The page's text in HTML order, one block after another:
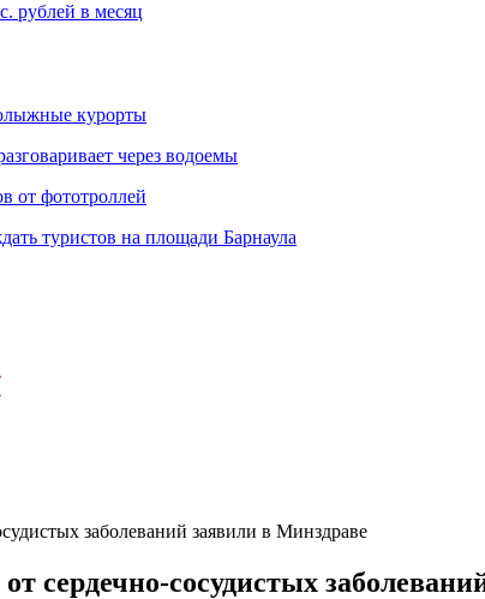
рублей в месяц
курорты
через водоемы
от фототроллей
туристов на площади Барнаула
заболеваний заявили в Минздраве
сердечно-сосудистых